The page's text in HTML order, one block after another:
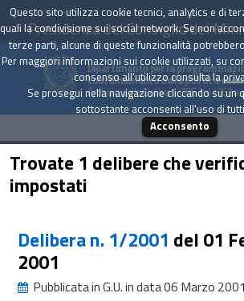
Presidenza del Consiglio dei
Dipartimento per la
coordinamento della politica
Archivio delle Delibere CIPE dal 1967 a
Trovate 1 delibere che
impostati
Delibera n. 1/2001 del 01
2001
Pubblicata in G.U. in data 06 Marzo 2001
Questo sito utilizza cookie tecnici, analytics e di
quali la condivisione sui social network. Se non
terze parti, alcune di queste funzionalità
Per maggiori informazioni sui cookie utilizzati, su
consenso all'utilizzo consulta la
Se prosegui nella navigazione cliccando su un
sottostante acconsenti all'uso di
Acconsento